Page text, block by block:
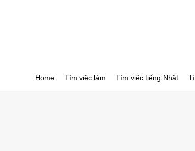
Home Tìm việc làm Tìm việc tiếng Nhật